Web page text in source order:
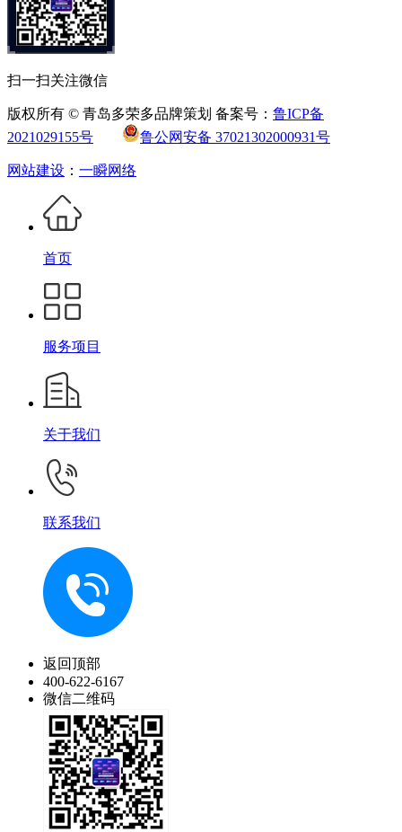
扫一扫关注微信
版权所有 © 青岛多荣多品牌策划 备案号： 鲁ICP备
2021029155号
鲁公网安备 37021302000931号
网站建设 ： 一瞬网络
首页
服务项目
关于我们
联系我们
返回顶部
400-622-6167
微信二维码